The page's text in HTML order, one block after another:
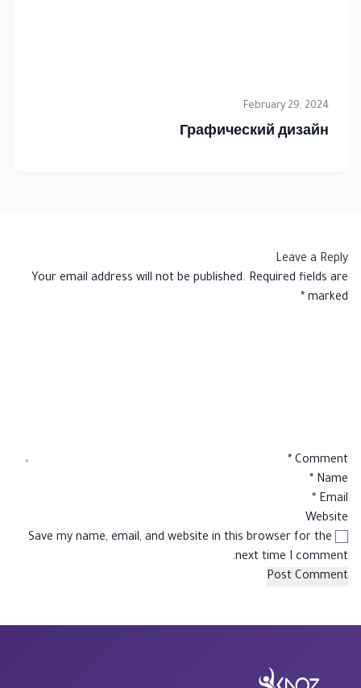
February 29, 2024
Графический дизайн
Leave a Reply
Your email address will not be published. Required fields are
marked
*
Comment
*
Name
*
Email
*
Website
Save my name, email, and website in this browser for the
next time I comment.